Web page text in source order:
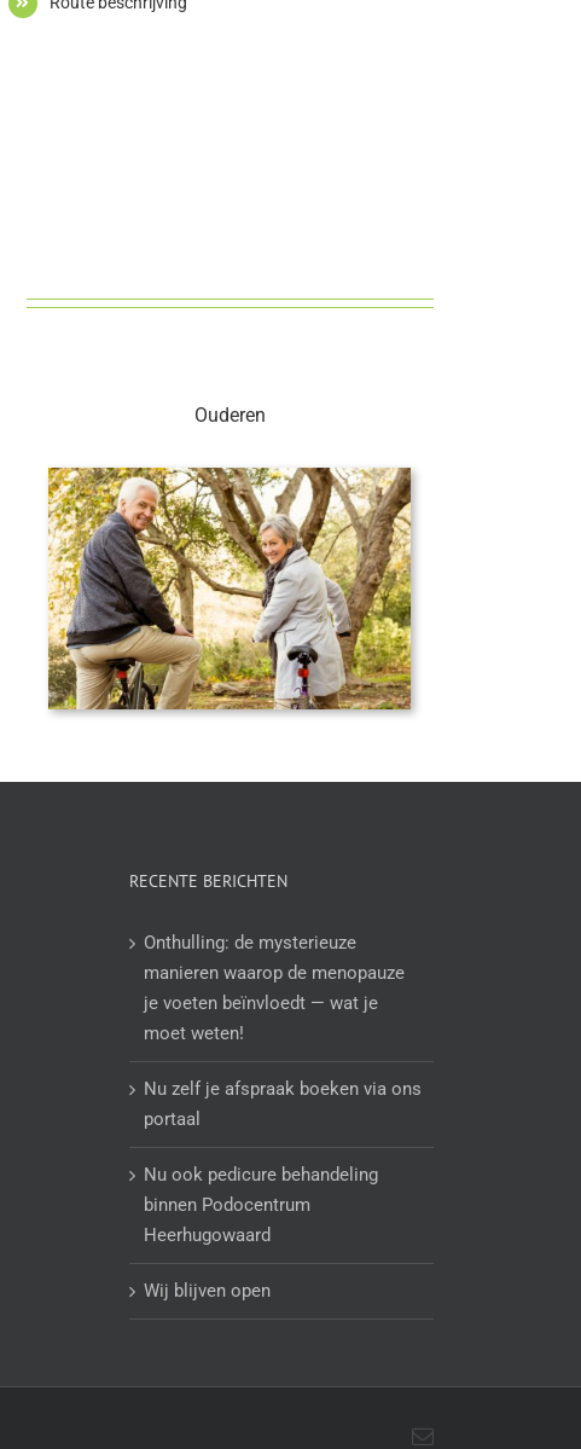
Ouderen
RECENTE BERICHTEN
Onthulling: de mysterieuze
manieren waarop de menopauze
je voeten beïnvloedt — wat je
moet weten!
Nu zelf je afspraak boeken via ons
portaal
Nu ook pedicure behandeling
binnen Podocentrum
Heerhugowaard
Wij blijven open
E-